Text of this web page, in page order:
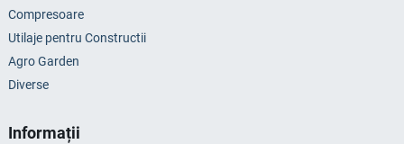
Compresoare
Utilaje pentru Constructii
Agro Garden
Diverse
Informații